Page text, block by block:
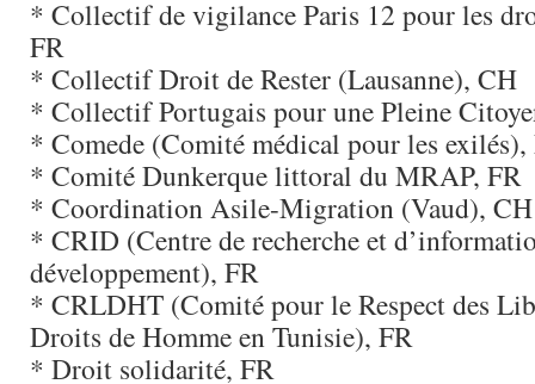
* Collectif de vigilance Paris 12 pour les
FR
* Collectif Droit de Rester (Lausanne), CH
* Collectif Portugais pour une Pleine
* Comede (Comité médical pour les exilés),
* Comité Dunkerque littoral du MRAP, FR
* Coordination Asile-Migration (Vaud), CH
* CRID (Centre de recherche et
développement), FR
* CRLDHT (Comité pour le Respect des
Droits de Homme en Tunisie), FR
* Droit solidarité, FR